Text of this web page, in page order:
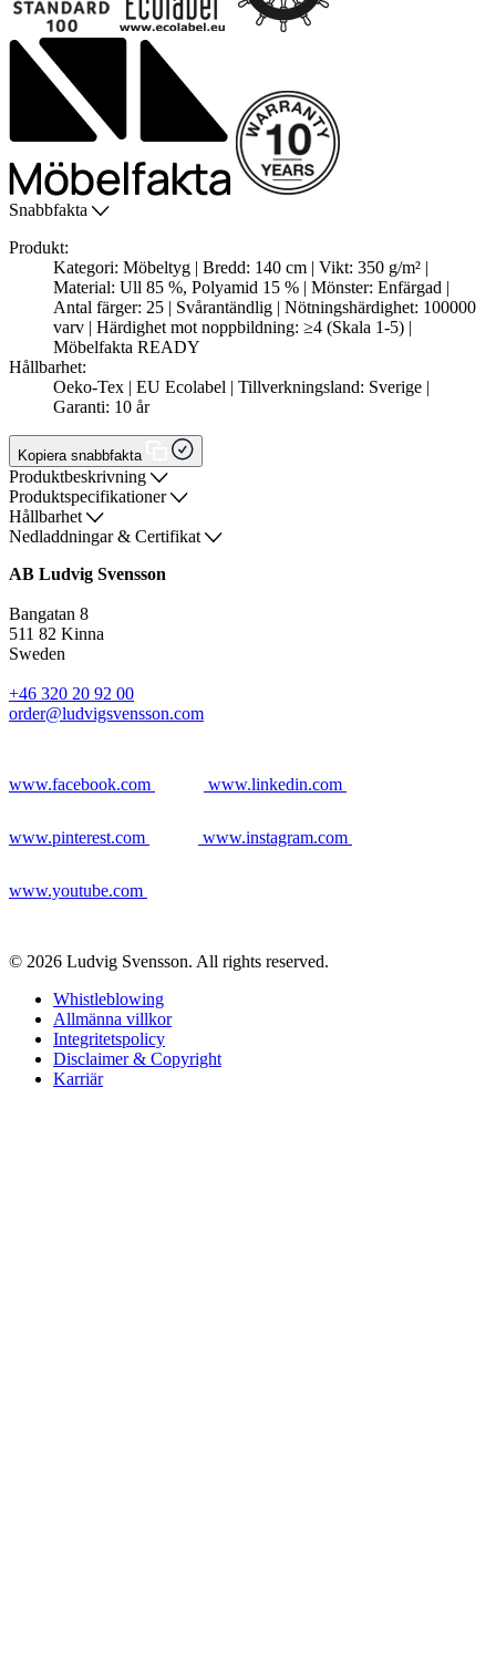
Snabbfakta
Produkt:
Kategori: Möbeltyg | Bredd: 140 cm | Vikt: 350 g/m² |
Material: Ull 85 %, Polyamid 15 % | Mönster: Enfärgad |
Antal färger: 25 | Svårantändlig | Nötningshärdighet: 100000
varv | Härdighet mot noppbildning: ≥4 (Skala 1-5) |
Möbelfakta READY
Hållbarhet:
Oeko-Tex | EU Ecolabel | Tillverkningsland: Sverige |
Garanti: 10 år
Kopiera snabbfakta
Produktbeskrivning
Produktspecifikationer
Hållbarhet
Nedladdningar & Certifikat
AB Ludvig Svensson
Bangatan 8
511 82 Kinna
Sweden
+46 320 20 92 00
order@ludvigsvensson.com
www.facebook.com www.linkedin.com
www.pinterest.com www.instagram.com
www.youtube.com
© 2026 Ludvig Svensson. All rights reserved.
Whistleblowing
Allmänna villkor
Integritetspolicy
Disclaimer & Copyright
Karriär